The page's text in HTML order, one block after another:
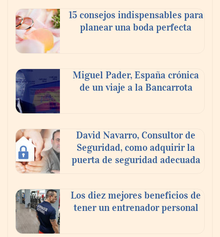
mundo elige para reunirse: 7 de cada 10 la
escogen
compromiso para el eclipse solar del 12 de
agosto
‘El ransomware se puede vencer. No
15 consejos indispensables para
planear una boda perfecta
Miguel Pader, España crónica
de un viaje a la Bancarrota
David Navarro, Consultor de
Seguridad, como adquirir la
puerta de seguridad adecuada
Los diez mejores beneficios de
tener un entrenador personal